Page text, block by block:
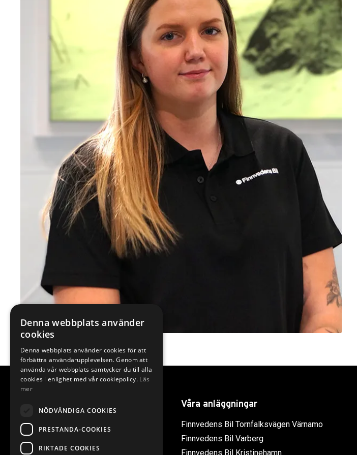
Länkar
Visselblåsning
Hur vi hanterar Cookies
Våra anläggningar
Finnvedens Bil Tornfalksvägen Värnamo
Finnvedens Bil Varberg
Finnvedens Bil Kristinehamn
Denna webbplats använder
cookies
Denna webbplats använder cookies för att
förbättra användarupplevelsen. Genom att
använda vår webbplats samtycker du till alla
cookies i enlighet med vår cookiepolicy. Läs
mer
NÖDVÄNDIGA COOKIES
PRESTANDA-COOKIES
RIKTADE COOKIES